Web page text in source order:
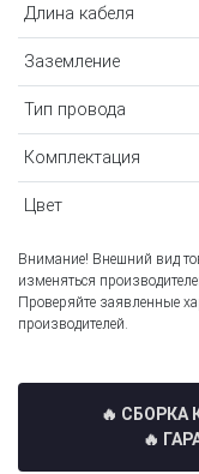
Длина кабеля
Заземление
Тип провода
Комплектация
Цвет
Внимание! Внешний вид
изменяться
Проверяйте заявленные
производителей.
🔥
🔥